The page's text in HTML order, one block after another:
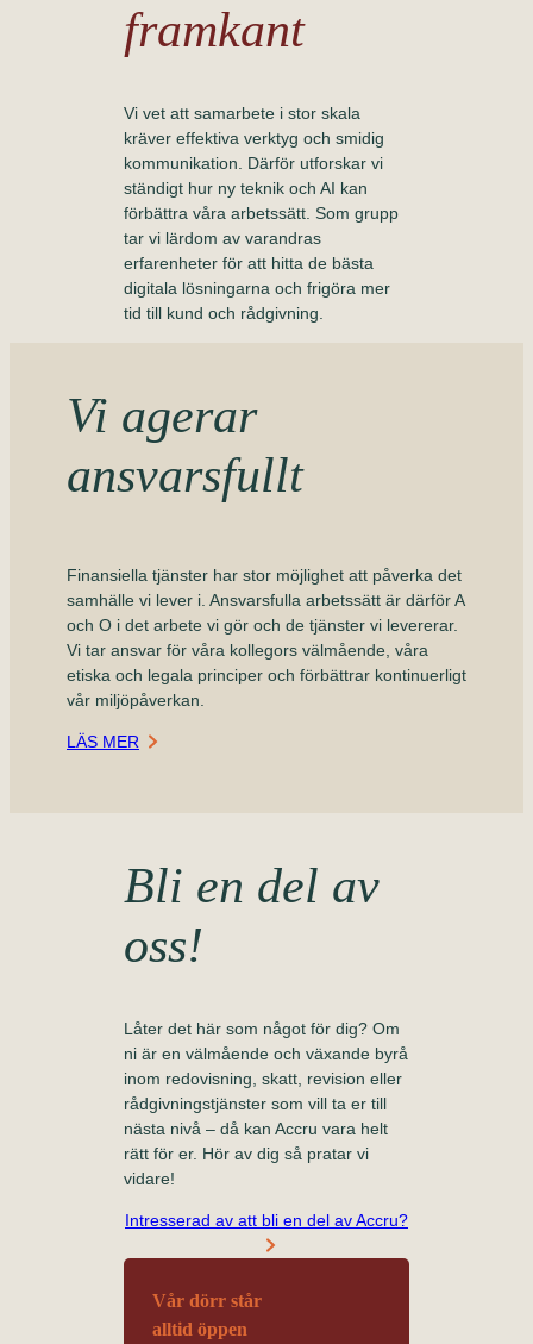
framkant
Vi vet att samarbete i stor skala
kräver effektiva verktyg och smidig
kommunikation. Därför utforskar vi
ständigt hur ny teknik och AI kan
förbättra våra arbetssätt. Som grupp
tar vi lärdom av varandras
erfarenheter för att hitta de bästa
digitala lösningarna och frigöra mer
tid till kund och rådgivning.
Vi agerar
ansvarsfullt
Finansiella tjänster har stor möjlighet att påverka det
samhälle vi lever i. Ansvarsfulla arbetssätt är därför A
och O i det arbete vi gör och de tjänster vi levererar.
Vi tar ansvar för våra kollegors välmående, våra
etiska och legala principer och förbättrar kontinuerligt
vår miljöpåverkan.
LÄS MER
Bli en del av
oss!
Låter det här som något för dig? Om
ni är en välmående och växande byrå
inom redovisning, skatt, revision eller
rådgivningstjänster som vill ta er till
nästa nivå – då kan Accru vara helt
rätt för er. Hör av dig så pratar vi
vidare!
Intresserad av att bli en del av Accru?
Vår dörr står
alltid öppen